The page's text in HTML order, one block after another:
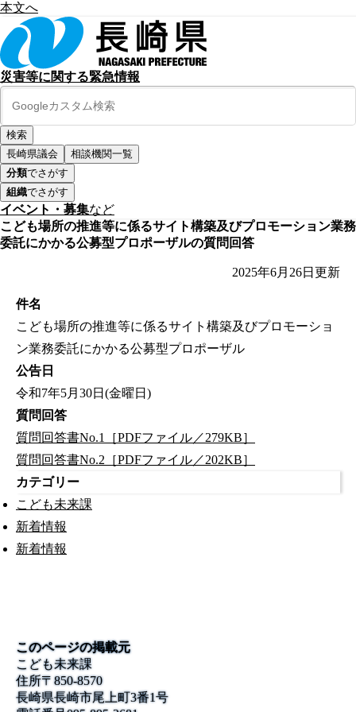
本文へ
災害等に関する緊急情報
長崎県議会
相談機関一覧
分類でさがす
組織でさがす
イベント・募集など
こども場所の推進等に係るサイト構築及びプロモーション業務
委託にかかる公募型プロポーザルの質問回答
2025年6月26日 更新
件名
こども場所の推進等に係るサイト構築及びプロモーショ
ン業務委託にかかる公募型プロポーザル
公告日
令和7年5月30日(金曜日)
質問回答
質問回答書No.1［PDFファイル／279KB］
質問回答書No.2［PDFファイル／202KB］
カテゴリー
こども未来課
新着情報
新着情報
このページの掲載元
こども未来課
住所〒850-8570
長崎県長崎市尾上町3番1号